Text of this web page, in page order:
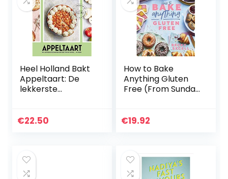
Heel Holland Bakt
Appeltaart: De
lekkerste
€22.50
How to Bake
Anything Gluten
Free (From Sunday
Recipes for
€19.92